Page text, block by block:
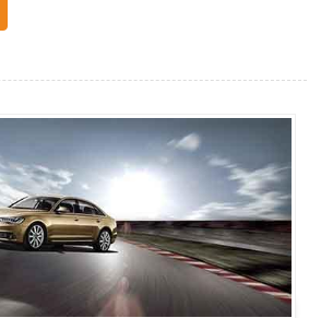
快捷收费，交通部门正在加快ETC的推广
站工作新闻通气会上发布了ETC用户可享
由ETC发行机构统筹解决。ETC用户还可
行费基本优惠政策，同时鼓励ETC发行
实施更多优惠措施。
遇
户周末高速公路通行费7折2.免费赠送及
3.安装ETC即送百元好礼4.加油每月最高
卡客户）5.9元洗车、观影、美发、美
活动（邮储信用卡客户)6.唯品会、中粮
优惠（邮储信用卡客户）7.途牛旅游最高
信用卡客户)8.最低88积分兑换中杯星巴
朋友可以参考上面的优惠政策选择办理，
友也不用担心车辆在没有ETC的情况下无
的车主，都要装贴隐形车衣！！！除了
漆，提亮车体颜色，自动修复小剐蹭等多
XPEL中国1号直营店
中国1号直营店拥有核心专业技师以及多名
，他们都是奋战在一线多年的资深技术人